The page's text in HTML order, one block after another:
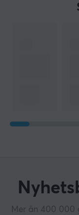
Mer än 400 000